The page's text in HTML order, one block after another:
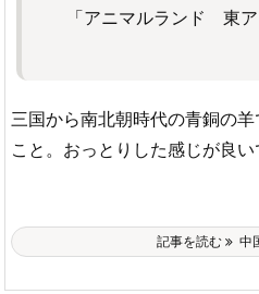
「アニマルランド 東
三国から南北朝時代の青銅の
こと。おっとりした感じが良い
記事を読む 中